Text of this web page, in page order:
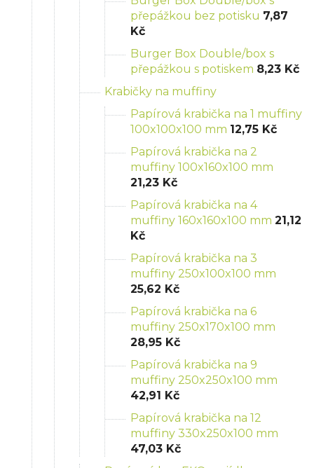
přepážkou bez potisku 7,87
Kč
Burger Box Double/box s
přepážkou s potiskem 8,23 Kč
Krabičky na muffiny
Papírová krabička na 1 muffiny
100x100x100 mm 12,75 Kč
Papírová krabička na 2
muffiny 100x160x100 mm
21,23 Kč
Papírová krabička na 4
muffiny 160x160x100 mm 21,12
Kč
Papírová krabička na 3
muffiny 250x100x100 mm
25,62 Kč
Papírová krabička na 6
muffiny 250x170x100 mm
28,95 Kč
Papírová krabička na 9
muffiny 250x250x100 mm
42,91 Kč
Papírová krabička na 12
muffiny 330x250x100 mm
47,03 Kč